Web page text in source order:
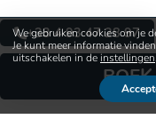
+33 4 93 47 28 97
We gebruiken cookies om je
Je kunt meer informatie
uitschakelen in deinstellingen